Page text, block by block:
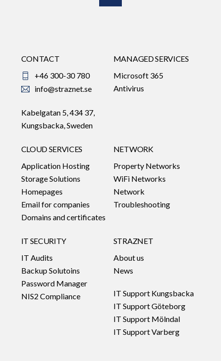
CONTACT
+46 300-30 780
info@straznet.se
Kabelgatan 5, 434 37,
Kungsbacka, Sweden
MANAGED SERVICES
Microsoft 365
Antivirus
CLOUD SERVICES
Application Hosting
Storage Solutions
Homepages
Email for companies
Domains and certificates
NETWORK
Property Networks
WiFi Networks
Network
Troubleshooting
IT SECURITY
IT Audits
Backup Solutoins
Password Manager
NIS2 Compliance
STRAZNET
About us
News
IT Support Kungsbacka
IT Support Göteborg
IT Support Mölndal
IT Support Varberg